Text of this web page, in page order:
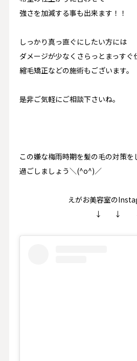
強さを加減する事も出来ます！！
しっかり真っ直ぐにしたい方には
ダメージが少なくさらっとまっすぐ
縮毛矯正などの施術もございます。
是非ご気軽にご相談下さいね。
この嫌な梅雨時期を髪の毛の対策を
過ごしましょう＼(^o^)／
えがお美容室の
↓ ↓